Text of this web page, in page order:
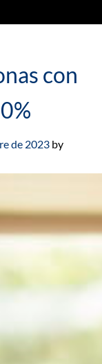
con
de 2023 by